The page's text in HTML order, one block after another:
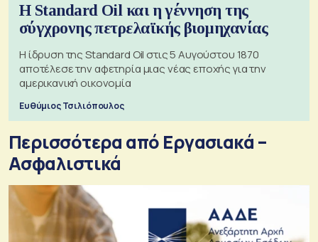
Η Standard Oil και η γέννηση της
σύγχρονης πετρελαϊκής βιομηχανίας
Η ίδρυση της Standard Oil στις 5 Αυγούστου 1870
αποτέλεσε την αφετηρία μιας νέας εποχής για την
αμερικανική οικονομία
Ευθύμιος Τσιλιόπουλος
Περισσότερα από Εργασιακά –
Ασφαλιστικά